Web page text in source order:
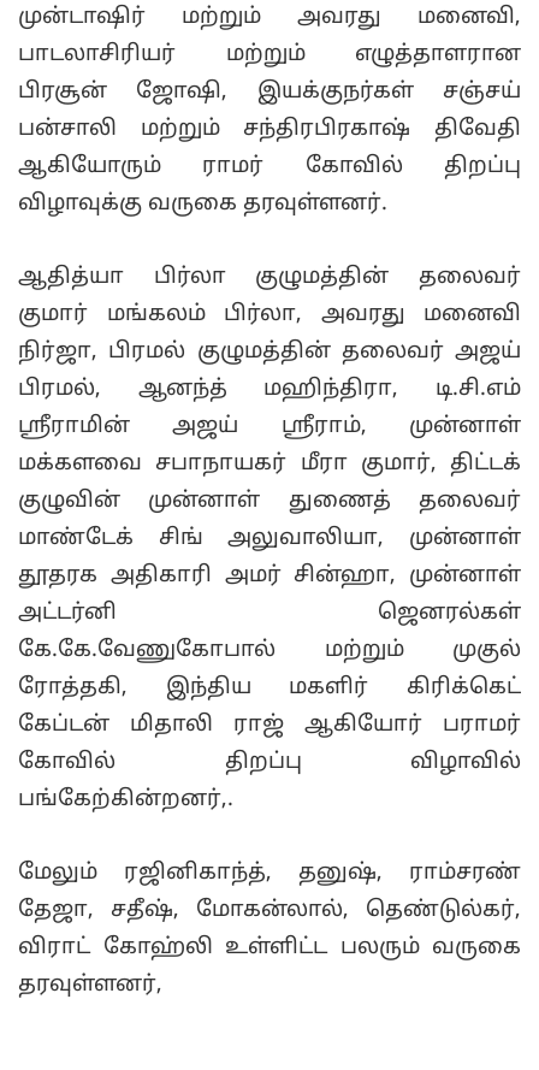
முன்டாஷிர் மற்றும் அவரது மனைவி,
பாடலாசிரியர் மற்றும் எழுத்தாளரான‌
பிரசூன் ஜோஷி, இயக்குநர்கள் சஞ்சய்
பன்சாலி மற்றும் சந்திரபிரகாஷ் திவேதி
ஆகியோரும் ராமர் கோவில் திறப்பு
விழாவுக்கு வருகை தரவுள்ளனர்.
ஆதித்யா பிர்லா குழுமத்தின் தலைவர்
குமார் மங்கலம் பிர்லா, அவரது மனைவி
நிர்ஜா, பிரமல் குழுமத்தின் தலைவர் அஜய்
பிரமல், ஆனந்த் மஹிந்திரா, டி.சி.எம்
ஸ்ரீராமின் அஜய் ஸ்ரீராம், முன்னாள்
மக்களவை சபாநாயகர் மீரா குமார், திட்டக்
குழுவின் முன்னாள் துணைத் தலைவர்
மாண்டேக் சிங் அலுவாலியா, முன்னாள்
தூதரக அதிகாரி அமர் சின்ஹா, முன்னாள்
அட்டர்னி ஜெனரல்கள்
கே.கே.வேணுகோபால் மற்றும் முகுல்
ரோத்தகி, இந்திய மகளிர் கிரிக்கெட்
கேப்டன் மிதாலி ராஜ் ஆகியோர் பராமர்
கோவில் திறப்பு விழாவில்
பங்கேற்கின்றனர்,.
மேலும் ரஜினிகாந்த், தனுஷ், ராம்சரண்
தேஜா, சதீஷ், மோகன்லால், தெண்டுல்கர்,
விராட் கோஹ்லி உள்ளிட்ட பலரும் வருகை
தரவுள்ளனர்,